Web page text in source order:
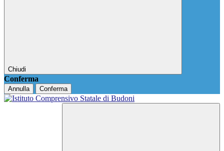
Chiudi
Conferma
Annulla Conferma